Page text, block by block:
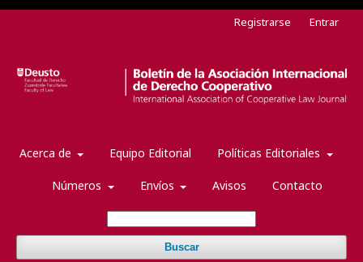
Acerca de Equipo Editorial Políticas Editoriales
Números Envíos Avisos Contacto
Buscar
Registrarse Entrar